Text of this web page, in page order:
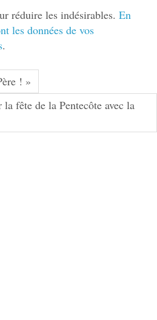
réduire les indésirables. En
les données de vos
.
! »
fête de la Pentecôte avec la